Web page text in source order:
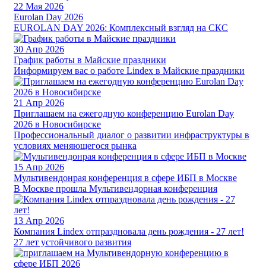
22 Мая 2026
Eurolan Day 2026
EUROLAN DAY 2026: Комплексный взгляд на СКС
30 Апр 2026
График работы в Майские праздники
Информируем вас о работе Lindex в Майские праздники
21 Апр 2026
Приглашаем на ежегодную конференцию Eurolan Day
2026 в Новосибирске
Профессиональный диалог о развитии инфраструктуры в
условиях меняющегося рынка
15 Апр 2026
Мультивендонрая конференция в сфере ИБП в Москве
В Москве прошла Мультивендорная конференция
13 Апр 2026
Компания Lindex отпраздновала день рождения - 27 лет!
27 лет устойчивого развития